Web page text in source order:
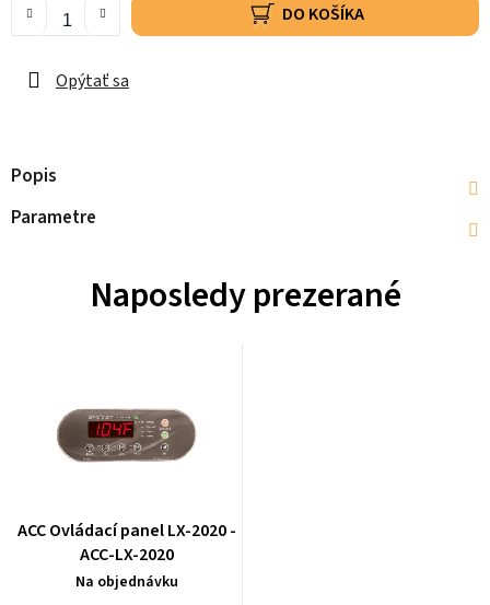
DO KOŠÍKA
Opýtať sa
Popis
Parametre
Naposledy prezerané
ACC Ovládací panel LX-2020 -
ACC-LX-2020
Na objednávku